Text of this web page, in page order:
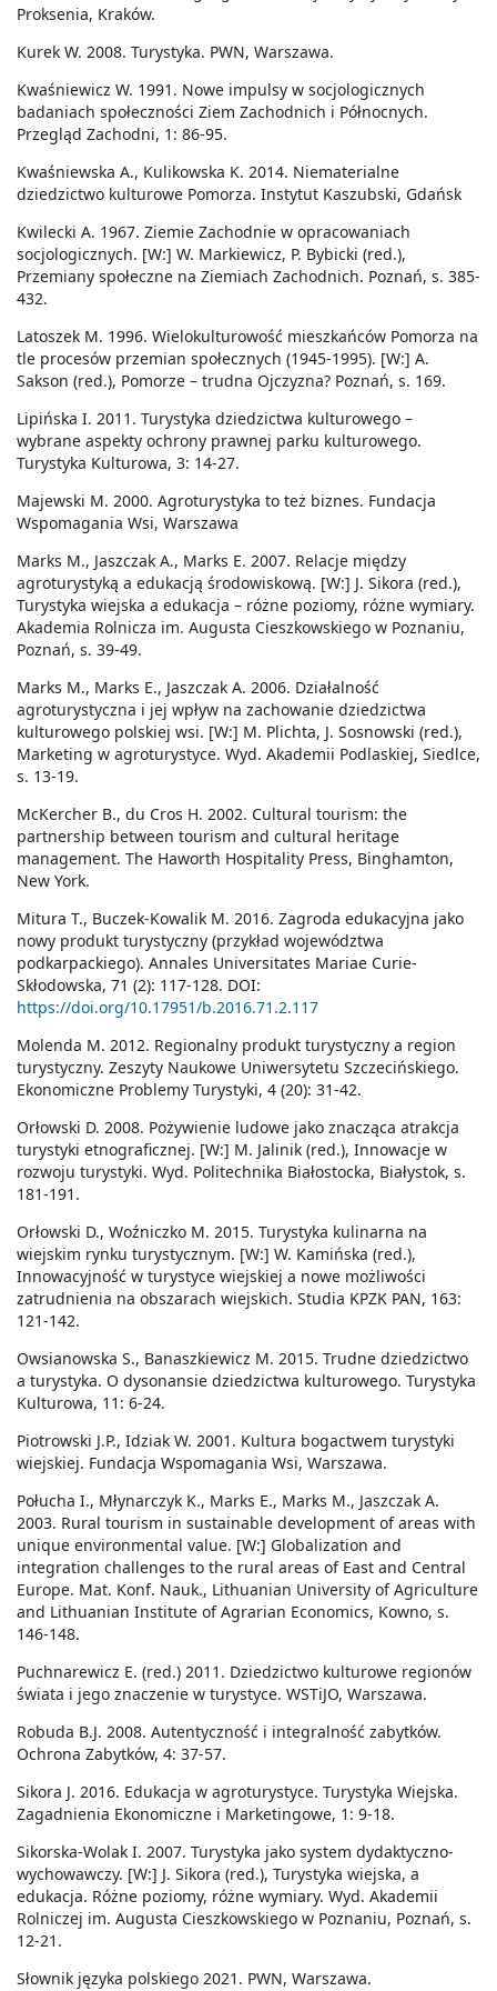
Proksenia, Kraków.
Kurek W. 2008. Turystyka. PWN, Warszawa.
Kwaśniewicz W. 1991. Nowe impulsy w socjologicznych
badaniach społeczności Ziem Zachodnich i Północnych.
Przegląd Zachodni, 1: 86-95.
Kwaśniewska A., Kulikowska K. 2014. Niematerialne
dziedzictwo kulturowe Pomorza. Instytut Kaszubski, Gdańsk
Kwilecki A. 1967. Ziemie Zachodnie w opracowaniach
socjologicznych. [W:] W. Markiewicz, P. Bybicki (red.),
Przemiany społeczne na Ziemiach Zachodnich. Poznań, s. 385-
432.
Latoszek M. 1996. Wielokulturowość mieszkańców Pomorza na
tle procesów przemian społecznych (1945-1995). [W:] A.
Sakson (red.), Pomorze – trudna Ojczyzna? Poznań, s. 169.
Lipińska I. 2011. Turystyka dziedzictwa kulturowego –
wybrane aspekty ochrony prawnej parku kulturowego.
Turystyka Kulturowa, 3: 14-27.
Majewski M. 2000. Agroturystyka to też biznes. Fundacja
Wspomagania Wsi, Warszawa
Marks M., Jaszczak A., Marks E. 2007. Relacje między
agroturystyką a edukacją środowiskową. [W:] J. Sikora (red.),
Turystyka wiejska a edukacja – różne poziomy, różne wymiary.
Akademia Rolnicza im. Augusta Cieszkowskiego w Poznaniu,
Poznań, s. 39-49.
Marks M., Marks E., Jaszczak A. 2006. Działalność
agroturystyczna i jej wpływ na zachowanie dziedzictwa
kulturowego polskiej wsi. [W:] M. Plichta, J. Sosnowski (red.),
Marketing w agroturystyce. Wyd. Akademii Podlaskiej, Siedlce,
s. 13-19.
McKercher B., du Cros H. 2002. Cultural tourism: the
partnership between tourism and cultural heritage
management. The Haworth Hospitality Press, Binghamton,
New York.
Mitura T., Buczek-Kowalik M. 2016. Zagroda edukacyjna jako
nowy produkt turystyczny (przykład województwa
podkarpackiego). Annales Universitates Mariae Curie-
Skłodowska, 71 (2): 117-128. DOI:
https://doi.org/10.17951/b.2016.71.2.117
Molenda M. 2012. Regionalny produkt turystyczny a region
turystyczny. Zeszyty Naukowe Uniwersytetu Szczecińskiego.
Ekonomiczne Problemy Turystyki, 4 (20): 31-42.
Orłowski D. 2008. Pożywienie ludowe jako znacząca atrakcja
turystyki etnograficznej. [W:] M. Jalinik (red.), Innowacje w
rozwoju turystyki. Wyd. Politechnika Białostocka, Białystok, s.
181-191.
Orłowski D., Woźniczko M. 2015. Turystyka kulinarna na
wiejskim rynku turystycznym. [W:] W. Kamińska (red.),
Innowacyjność w turystyce wiejskiej a nowe możliwości
zatrudnienia na obszarach wiejskich. Studia KPZK PAN, 163:
121-142.
Owsianowska S., Banaszkiewicz M. 2015. Trudne dziedzictwo
a turystyka. O dysonansie dziedzictwa kulturowego. Turystyka
Kulturowa, 11: 6-24.
Piotrowski J.P., Idziak W. 2001. Kultura bogactwem turystyki
wiejskiej. Fundacja Wspomagania Wsi, Warszawa.
Połucha I., Młynarczyk K., Marks E., Marks M., Jaszczak A.
2003. Rural tourism in sustainable development of areas with
unique environmental value. [W:] Globalization and
integration challenges to the rural areas of East and Central
Europe. Mat. Konf. Nauk., Lithuanian University of Agriculture
and Lithuanian Institute of Agrarian Economics, Kowno, s.
146-148.
Puchnarewicz E. (red.) 2011. Dziedzictwo kulturowe regionów
świata i jego znaczenie w turystyce. WSTiJO, Warszawa.
Robuda B.J. 2008. Autentyczność i integralność zabytków.
Ochrona Zabytków, 4: 37-57.
Sikora J. 2016. Edukacja w agroturystyce. Turystyka Wiejska.
Zagadnienia Ekonomiczne i Marketingowe, 1: 9-18.
Sikorska-Wolak I. 2007. Turystyka jako system dydaktyczno-
wychowawczy. [W:] J. Sikora (red.), Turystyka wiejska, a
edukacja. Różne poziomy, różne wymiary. Wyd. Akademii
Rolniczej im. Augusta Cieszkowskiego w Poznaniu, Poznań, s.
12-21.
Słownik języka polskiego 2021. PWN, Warszawa.